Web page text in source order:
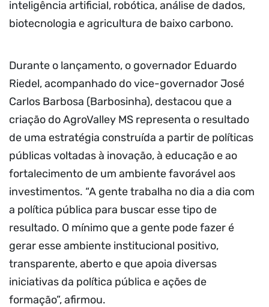
inteligência artificial, robótica, análise de dados,
biotecnologia e agricultura de baixo carbono.
Durante o lançamento, o governador Eduardo
Riedel, acompanhado do vice-governador José
Carlos Barbosa (Barbosinha), destacou que a
criação do AgroValley MS representa o resultado
de uma estratégia construída a partir de políticas
públicas voltadas à inovação, à educação e ao
fortalecimento de um ambiente favorável aos
investimentos. “A gente trabalha no dia a dia com
a política pública para buscar esse tipo de
resultado. O mínimo que a gente pode fazer é
gerar esse ambiente institucional positivo,
transparente, aberto e que apoia diversas
iniciativas da política pública e ações de
formação”, afirmou.